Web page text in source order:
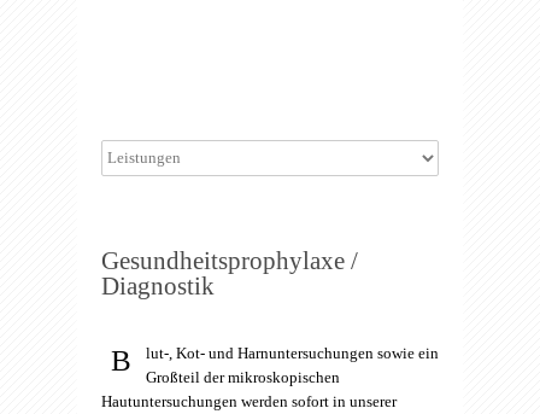
Gesundheitsprophylaxe /
Diagnostik
B
lut-, Kot- und Harnuntersuchungen sowie ein
Großteil der mikroskopischen
Hautuntersuchungen werden sofort in unserer